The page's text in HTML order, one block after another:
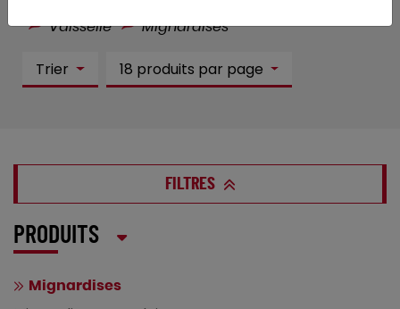
Vaisselle
Mignardises
Trier 18 produits par page
FILTRES
PRODUITS
Mignardises